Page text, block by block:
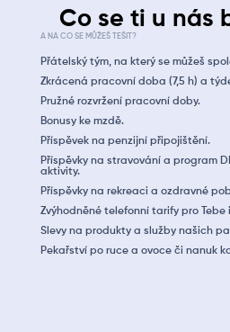
Co se ti u nás
A NA CO SE MŮŽEŠ TEŠIT?
Přátelský tým, na který se můžeš
Zkrácená pracovní doba (7,5 h) a
Pružné rozvržení pracovní doby.
Bonusy ke mzdě.
Příspěvek na penzijní připojištění.
Příspěvky na stravování a program
aktivity.
Příspěvky na rekreaci a ozdravné
Zvýhodněné telefonní tarify pro Tebe
Slevy na produkty a služby našich
Pekařství po ruce a ovoce či nanuk